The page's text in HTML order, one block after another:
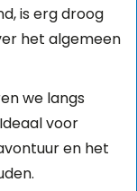
is erg droog
het algemeen
we langs
voor
en het